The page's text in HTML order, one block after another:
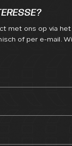
met ons op via
of per e-mail.